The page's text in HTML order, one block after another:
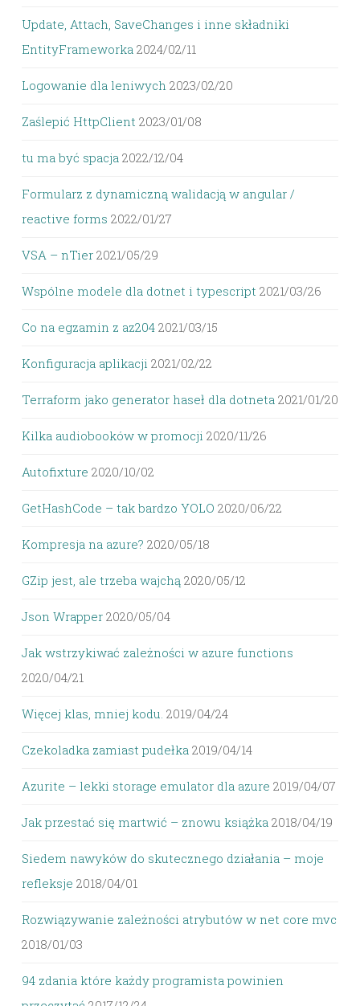
Update, Attach, SaveChanges i inne składniki
EntityFrameworka 2024/02/11
Logowanie dla leniwych 2023/02/20
Zaślepić HttpClient 2023/01/08
tu ma być spacja 2022/12/04
Formularz z dynamiczną walidacją w angular /
reactive forms 2022/01/27
VSA – nTier 2021/05/29
Wspólne modele dla dotnet i typescript 2021/03/26
Co na egzamin z az204 2021/03/15
Konfiguracja aplikacji 2021/02/22
Terraform jako generator haseł dla dotneta 2021/01/20
Kilka audiobooków w promocji 2020/11/26
Autofixture 2020/10/02
GetHashCode – tak bardzo YOLO 2020/06/22
Kompresja na azure? 2020/05/18
GZip jest, ale trzeba wajchą 2020/05/12
Json Wrapper 2020/05/04
Jak wstrzykiwać zależności w azure functions
2020/04/21
Więcej klas, mniej kodu. 2019/04/24
Czekoladka zamiast pudełka 2019/04/14
Azurite – lekki storage emulator dla azure 2019/04/07
Jak przestać się martwić – znowu książka 2018/04/19
Siedem nawyków do skutecznego działania – moje
refleksje 2018/04/01
Rozwiązywanie zależności atrybutów w net core mvc
2018/01/03
94 zdania które każdy programista powinien